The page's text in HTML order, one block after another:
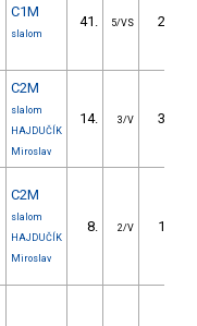
C1M
slalom
41. 5/VS 27.20
C2M
slalom
HAJDUČÍK
Miroslav
14. 3/V 33.40
C2M
slalom
HAJDUČÍK
Miroslav
8. 2/V 17.10